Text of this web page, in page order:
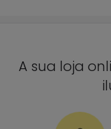
A sua loja